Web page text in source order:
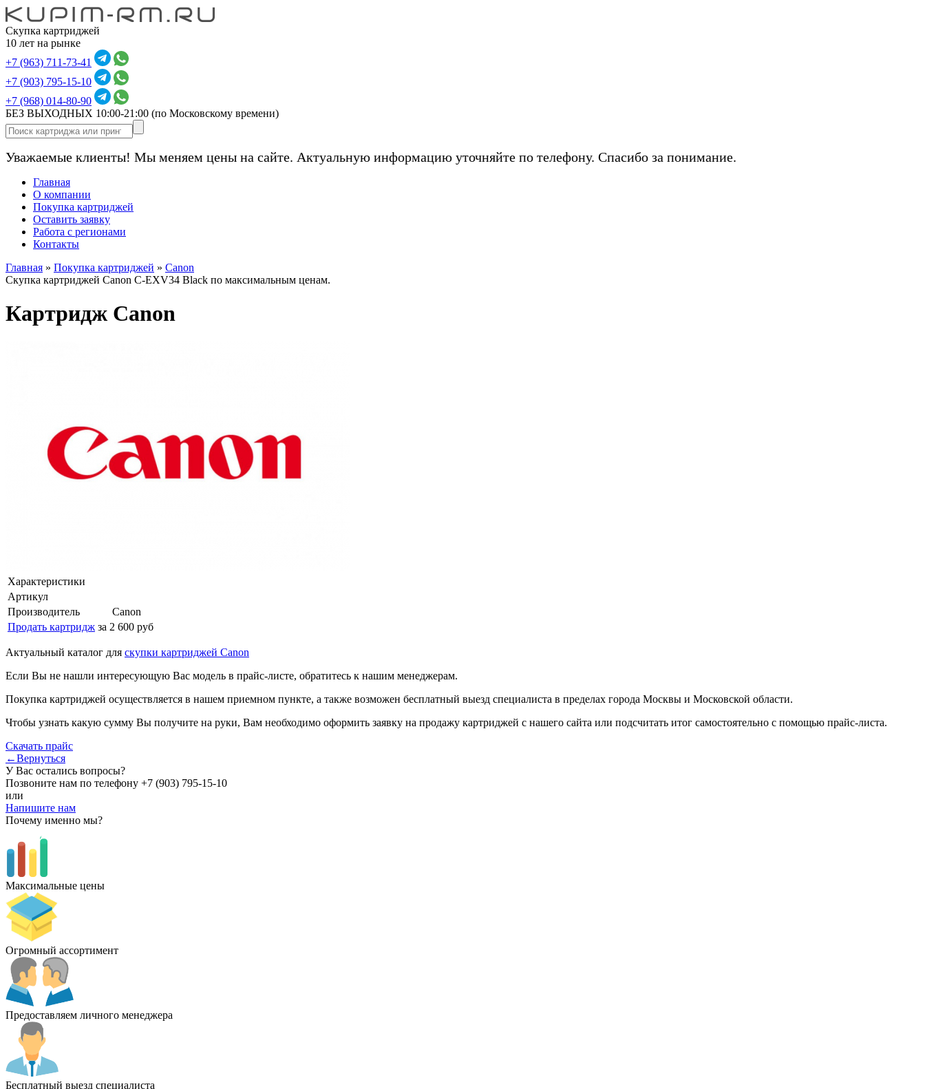
Скупка картриджей
10 лет на рынке
+7 (963) 711-73-41
+7 (903) 795-15-10
+7 (968) 014-80-90
БЕЗ ВЫХОДНЫХ 10:00-21:00 (по Московскому времени)
Уважаемые клиенты! Мы меняем цены на сайте. Актуальную информацию уточняйте по телефону. Спасибо за понимание.
Главная
О компании
Покупка картриджей
Оставить заявку
Работа с регионами
Контакты
Главная » Покупка картриджей » Canon
Скупка картриджей Canon C-EXV34 Black по максимальным ценам.
Картридж Canon
Характеристики
Артикул
Производитель
Canon
Продать картридж за 2 600 руб
Актуальный каталог для скупки картриджей Canon
Если Вы не нашли интересующую Вас модель в прайс-листе, обратитесь к нашим менеджерам.
Покупка картриджей осуществляется в нашем приемном пункте, а также возможен бесплатный выезд специалиста в пределах города Москвы и Московской области.
Чтобы узнать какую сумму Вы получите на руки, Вам необходимо оформить заявку на продажу картриджей с нашего сайта или подсчитать итог самостоятельно с помощью прайс-листа.
Скачать прайс
←Вернуться
У Вас остались вопросы?
Позвоните нам по телефону +7 (903) 795-15-10
или
Напишите нам
Почему именно мы?
Максимальные цены
Огромный ассортимент
Предоставляем личного менеджера
Бесплатный выезд специалиста